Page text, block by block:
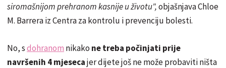
siromašnijom prehranom kasnije u životu",objašnjava Chloe
M. Barrera iz Centra za kontrolu i prevenciju bolesti.
No, sdohranom nikako ne treba počinjati prije
navršenih 4 mjesecajer dijete još ne može probaviti ništa